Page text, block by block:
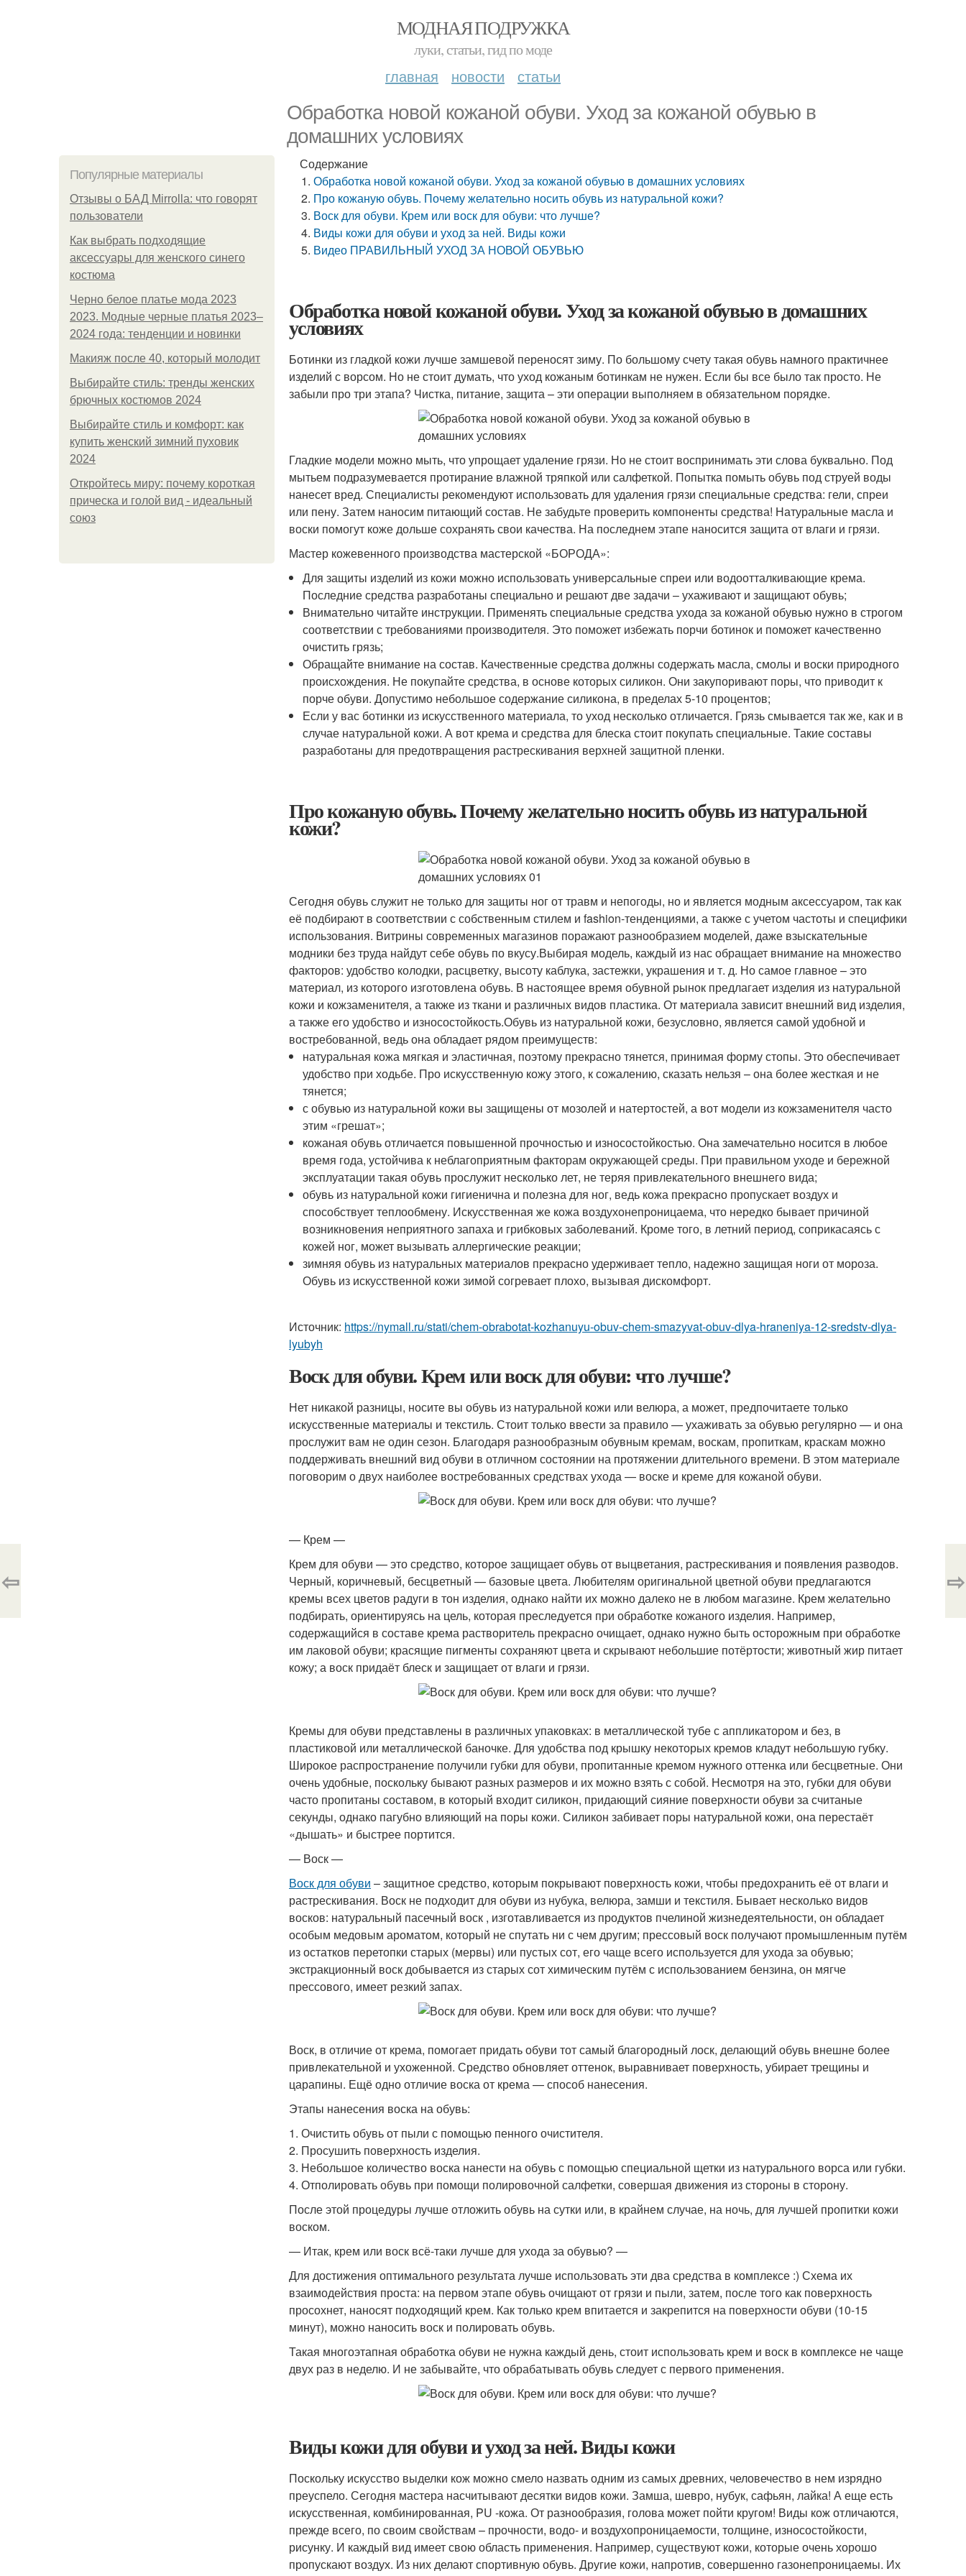
МОДНАЯ ПОДРУЖКА
луки, статьи, гид по моде
главная новости статьи
Обработка новой кожаной обуви. Уход за кожаной обувью в
домашних условиях
Популярные материалы
Отзывы о БАД Mirrolla: что говорят
пользователи
Как выбрать подходящие
аксессуары для женского синего
костюма
Черно белое платье мода 2023
2023. Модные черные платья 2023–
2024 года: тенденции и новинки
Макияж после 40, который молодит
Выбирайте стиль: тренды женских
брючных костюмов 2024
Выбирайте стиль и комфорт: как
купить женский зимний пуховик
2024
Откройтесь миру: почему короткая
прическа и голой вид - идеальный
союз
Содержание
Обработка новой кожаной обуви. Уход за кожаной обувью в домашних условиях
Про кожаную обувь. Почему желательно носить обувь из натуральной кожи?
Воск для обуви. Крем или воск для обуви: что лучше?
Виды кожи для обуви и уход за ней. Виды кожи
Видео ПРАВИЛЬНЫЙ УХОД ЗА НОВОЙ ОБУВЬЮ
Обработка новой кожаной обуви. Уход за кожаной обувью в домашних
условиях
Ботинки из гладкой кожи лучше замшевой переносят зиму. По большому счету такая обувь намного практичнее
изделий с ворсом. Но не стоит думать, что уход кожаным ботинкам не нужен. Если бы все было так просто. Не
забыли про три этапа? Чистка, питание, защита – эти операции выполняем в обязательном порядке.
Гладкие модели можно мыть, что упрощает удаление грязи. Но не стоит воспринимать эти слова буквально. Под
мытьем подразумевается протирание влажной тряпкой или салфеткой. Попытка помыть обувь под струей воды
нанесет вред. Специалисты рекомендуют использовать для удаления грязи специальные средства: гели, спреи
или пену. Затем наносим питающий состав. Не забудьте проверить компоненты средства! Натуральные масла и
воски помогут коже дольше сохранять свои качества. На последнем этапе наносится защита от влаги и грязи.
Мастер кожевенного производства мастерской «БОРОДА»:
Для защиты изделий из кожи можно использовать универсальные спреи или водоотталкивающие крема.
Последние средства разработаны специально и решают две задачи – ухаживают и защищают обувь;
Внимательно читайте инструкции. Применять специальные средства ухода за кожаной обувью нужно в строгом
соответствии с требованиями производителя. Это поможет избежать порчи ботинок и поможет качественно
очистить грязь;
Обращайте внимание на состав. Качественные средства должны содержать масла, смолы и воски природного
происхождения. Не покупайте средства, в основе которых силикон. Они закупоривают поры, что приводит к
порче обуви. Допустимо небольшое содержание силикона, в пределах 5-10 процентов;
Если у вас ботинки из искусственного материала, то уход несколько отличается. Грязь смывается так же, как и в
случае натуральной кожи. А вот крема и средства для блеска стоит покупать специальные. Такие составы
разработаны для предотвращения растрескивания верхней защитной пленки.
Про кожаную обувь. Почему желательно носить обувь из натуральной
кожи?
Сегодня обувь служит не только для защиты ног от травм и непогоды, но и является модным аксессуаром, так как
её подбирают в соответствии с собственным стилем и fashion-тенденциями, а также с учетом частоты и специфики
использования. Витрины современных магазинов поражают разнообразием моделей, даже взыскательные
модники без труда найдут себе обувь по вкусу.Выбирая модель, каждый из нас обращает внимание на множество
факторов: удобство колодки, расцветку, высоту каблука, застежки, украшения и т. д. Но самое главное – это
материал, из которого изготовлена обувь. В настоящее время обувной рынок предлагает изделия из натуральной
кожи и кожзаменителя, а также из ткани и различных видов пластика. От материала зависит внешний вид изделия,
а также его удобство и износостойкость.Обувь из натуральной кожи, безусловно, является самой удобной и
востребованной, ведь она обладает рядом преимуществ:
натуральная кожа мягкая и эластичная, поэтому прекрасно тянется, принимая форму стопы. Это обеспечивает
удобство при ходьбе. Про искусственную кожу этого, к сожалению, сказать нельзя – она более жесткая и не
тянется;
с обувью из натуральной кожи вы защищены от мозолей и натертостей, а вот модели из кожзаменителя часто
этим «грешат»;
кожаная обувь отличается повышенной прочностью и износостойкостью. Она замечательно носится в любое
время года, устойчива к неблагоприятным факторам окружающей среды. При правильном уходе и бережной
эксплуатации такая обувь прослужит несколько лет, не теряя привлекательного внешнего вида;
обувь из натуральной кожи гигиенична и полезна для ног, ведь кожа прекрасно пропускает воздух и
способствует теплообмену. Искусственная же кожа воздухонепроницаема, что нередко бывает причиной
возникновения неприятного запаха и грибковых заболеваний. Кроме того, в летний период, соприкасаясь с
кожей ног, может вызывать аллергические реакции;
зимняя обувь из натуральных материалов прекрасно удерживает тепло, надежно защищая ноги от мороза.
Обувь из искусственной кожи зимой согревает плохо, вызывая дискомфорт.
Источник: https://nymall.ru/stati/chem-obrabotat-kozhanuyu-obuv-chem-smazyvat-obuv-dlya-hraneniya-12-sredstv-dlya-
lyubyh
Воск для обуви. Крем или воск для обуви: что лучше?
Нет никакой разницы, носите вы обувь из натуральной кожи или велюра, а может, предпочитаете только
искусственные материалы и текстиль. Стоит только ввести за правило — ухаживать за обувью регулярно — и она
прослужит вам не один сезон. Благодаря разнообразным обувным кремам, воскам, пропиткам, краскам можно
поддерживать внешний вид обуви в отличном состоянии на протяжении длительного времени. В этом материале
поговорим о двух наиболее востребованных средствах ухода — воске и креме для кожаной обуви.
— Крем —
Крем для обуви — это средство, которое защищает обувь от выцветания, растрескивания и появления разводов.
Черный, коричневый, бесцветный — базовые цвета. Любителям оригинальной цветной обуви предлагаются
кремы всех цветов радуги в тон изделия, однако найти их можно далеко не в любом магазине. Крем желательно
подбирать, ориентируясь на цель, которая преследуется при обработке кожаного изделия. Например,
содержащийся в составе крема растворитель прекрасно очищает, однако нужно быть осторожным при обработке
им лаковой обуви; красящие пигменты сохраняют цвета и скрывают небольшие потёртости; животный жир питает
кожу; а воск придаёт блеск и защищает от влаги и грязи.
Кремы для обуви представлены в различных упаковках: в металлической тубе с аппликатором и без, в
пластиковой или металлической баночке. Для удобства под крышку некоторых кремов кладут небольшую губку.
Широкое распространение получили губки для обуви, пропитанные кремом нужного оттенка или бесцветные. Они
очень удобные, поскольку бывают разных размеров и их можно взять с собой. Несмотря на это, губки для обуви
часто пропитаны составом, в который входит силикон, придающий сияние поверхности обуви за считаные
секунды, однако пагубно влияющий на поры кожи. Силикон забивает поры натуральной кожи, она перестаёт
«дышать» и быстрее портится.
— Воск —
Воск для обуви – защитное средство, которым покрывают поверхность кожи, чтобы предохранить её от влаги и
растрескивания. Воск не подходит для обуви из нубука, велюра, замши и текстиля. Бывает несколько видов
восков: натуральный пасечный воск , изготавливается из продуктов пчелиной жизнедеятельности, он обладает
особым медовым ароматом, который не спутать ни с чем другим; прессовый воск получают промышленным путём
из остатков перетопки старых (мервы) или пустых сот, его чаще всего используется для ухода за обувью;
экстракционный воск добывается из старых сот химическим путём с использованием бензина, он мягче
прессового, имеет резкий запах.
Воск, в отличие от крема, помогает придать обуви тот самый благородный лоск, делающий обувь внешне более
привлекательной и ухоженной. Средство обновляет оттенок, выравнивает поверхность, убирает трещины и
царапины. Ещё одно отличие воска от крема — способ нанесения.
Этапы нанесения воска на обувь:
1. Очистить обувь от пыли с помощью пенного очистителя.
2. Просушить поверхность изделия.
3. Небольшое количество воска нанести на обувь с помощью специальной щетки из натурального ворса или губки.
4. Отполировать обувь при помощи полировочной салфетки, совершая движения из стороны в сторону.
После этой процедуры лучше отложить обувь на сутки или, в крайнем случае, на ночь, для лучшей пропитки кожи
воском.
— Итак, крем или воск всё-таки лучше для ухода за обувью? —
Для достижения оптимального результата лучше использовать эти два средства в комплексе :) Схема их
взаимодействия проста: на первом этапе обувь очищают от грязи и пыли, затем, после того как поверхность
просохнет, наносят подходящий крем. Как только крем впитается и закрепится на поверхности обуви (10-15
минут), можно наносить воск и полировать обувь.
Такая многоэтапная обработка обуви не нужна каждый день, стоит использовать крем и воск в комплексе не чаще
двух раз в неделю. И не забывайте, что обрабатывать обувь следует с первого применения.
Виды кожи для обуви и уход за ней. Виды кожи
Поскольку искусство выделки кож можно смело назвать одним из самых древних, человечество в нем изрядно
преуспело. Сегодня мастера насчитывают десятки видов кожи. Замша, шевро, нубук, сафьян, лайка! А еще есть
искусственная, комбинированная, PU -кожа. От разнообразия, голова может пойти кругом! Виды кож отличаются,
прежде всего, по своим свойствам – прочности, водо- и воздухопроницаемости, толщине, износостойкости,
рисунку. И каждый вид имеет свою область применения. Например, существуют кожи, которые очень хорошо
пропускают воздух. Из них делают спортивную обувь. Другие кожи, напротив, совершенно газонепроницаемы. Их
⇦ ⇨